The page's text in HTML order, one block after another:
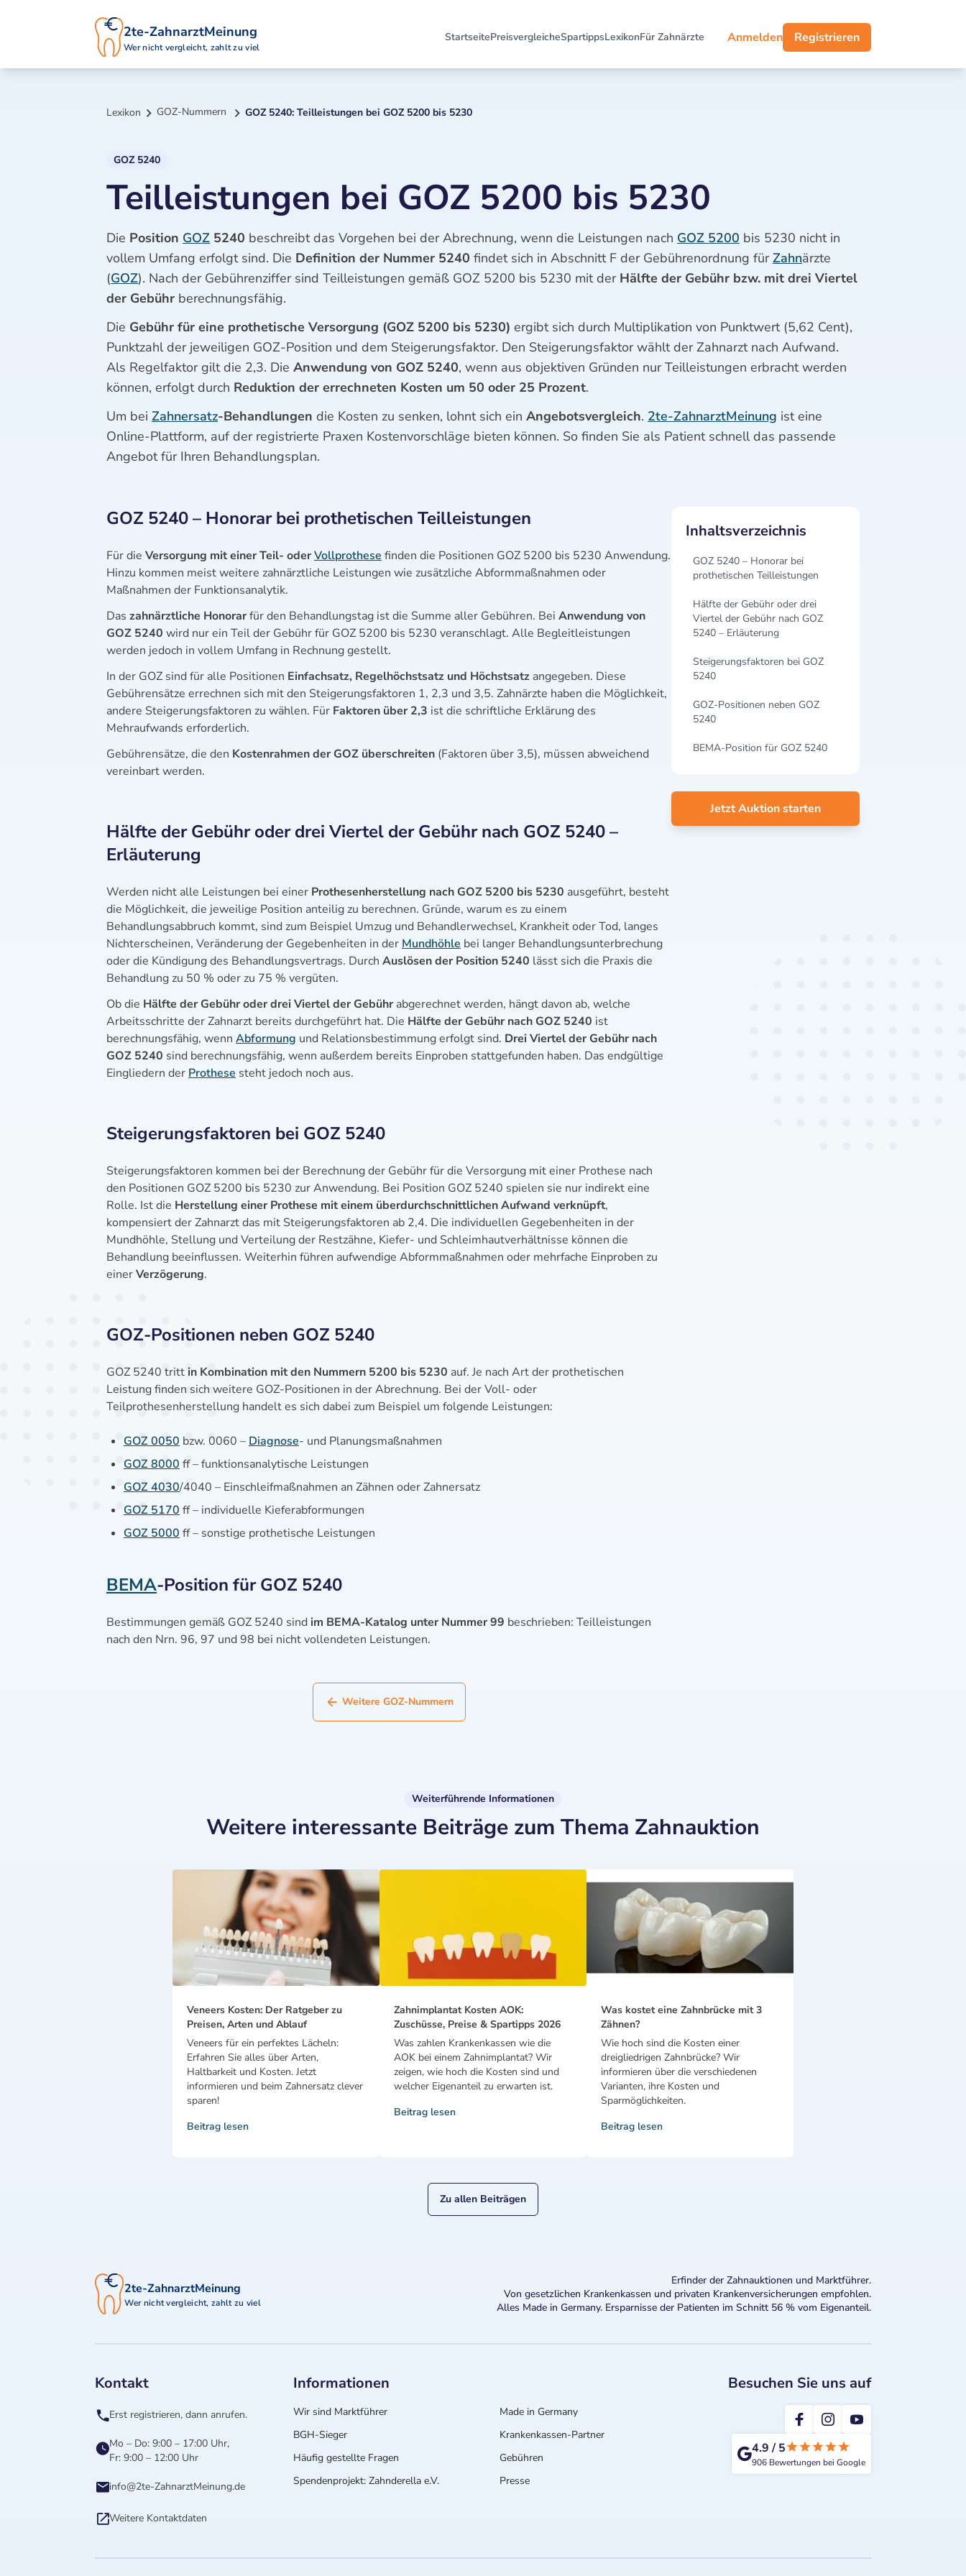
2te-ZahnarztMeinung
Wer nicht vergleicht, zahlt zu viel
StartseitePreisvergleicheSpartippsLexikonFür Zahnärzte Anmelden Registrieren
Lexikon GOZ-Nummern GOZ 5240: Teilleistungen bei GOZ 5200 bis 5230
GOZ 5240
Teilleistungen bei GOZ 5200 bis 5230
Die Position GOZ 5240 beschreibt das Vorgehen bei der Abrechnung, wenn die Leistungen nach GOZ 5200 bis 5230 nicht in
vollem Umfang erfolgt sind. Die Definition der Nummer 5240 findet sich in Abschnitt F der Gebührenordnung fürZahnärzte
(GOZ). Nach der Gebührenziffer sind Teilleistungen gemäß GOZ 5200 bis 5230 mit der Hälfte der Gebühr bzw. mit drei Viertel
der Gebühr berechnungsfähig.
Die Gebühr für eine prothetische Versorgung (GOZ 5200 bis 5230) ergibt sich durch Multiplikation von Punktwert (5,62 Cent),
Punktzahl der jeweiligen GOZ-Position und dem Steigerungsfaktor. Den Steigerungsfaktor wählt der Zahnarzt nach Aufwand.
Als Regelfaktor gilt die 2,3. Die Anwendung von GOZ 5240, wenn aus objektiven Gründen nur Teilleistungen erbracht werden
können, erfolgt durch Reduktion der errechneten Kosten um 50 oder 25 Prozent.
Um bei Zahnersatz-Behandlungen die Kosten zu senken, lohnt sich ein Angebotsvergleich. 2te-ZahnarztMeinung ist eine
Online-Plattform, auf der registrierte Praxen Kostenvorschläge bieten können. So finden Sie als Patient schnell das passende
Angebot für Ihren Behandlungsplan.
GOZ 5240 – Honorar bei prothetischen Teilleistungen
Für die Versorgung mit einer Teil- oderVollprothese finden die Positionen GOZ 5200 bis 5230 Anwendung.
Hinzu kommen meist weitere zahnärztliche Leistungen wie zusätzliche Abformmaßnahmen oder
Maßnahmen der Funktionsanalytik.
Das zahnärztliche Honorarfür den Behandlungstag ist die Summe aller Gebühren. Bei Anwendung von
GOZ 5240 wird nur ein Teil der Gebühr für GOZ 5200 bis 5230 veranschlagt. Alle Begleitleistungen
werden jedoch in vollem Umfang in Rechnung gestellt.
In der GOZ sind für alle Positionen Einfachsatz, Regelhöchstsatz und Höchstsatz angegeben. Diese
Gebührensätze errechnen sich mit den Steigerungsfaktoren 1, 2,3 und 3,5. Zahnärzte haben die Möglichkeit,
andere Steigerungsfaktoren zu wählen. Für Faktoren über 2,3 ist die schriftliche Erklärung des
Mehraufwands erforderlich.
Gebührensätze, die den Kostenrahmen der GOZ überschreiten (Faktoren über 3,5), müssen abweichend
vereinbart werden.
Hälfte der Gebühr oder drei Viertel der Gebühr nach GOZ 5240 –
Erläuterung
Werden nicht alle Leistungen bei einer Prothesenherstellung nach GOZ 5200 bis 5230 ausgeführt, besteht
die Möglichkeit, die jeweilige Position anteilig zu berechnen. Gründe, warum es zu einem
Behandlungsabbruch kommt, sind zum Beispiel Umzug und Behandlerwechsel, Krankheit oder Tod, langes
Nichterscheinen, Veränderung der Gegebenheiten in der Mundhöhle bei langer Behandlungsunterbrechung
oder die Kündigung des Behandlungsvertrags. Durch Auslösen der Position 5240 lässt sich die Praxis die
Behandlung zu 50 % oder zu 75 % vergüten.
Ob die Hälfte der Gebühr oder drei Viertel der Gebühr abgerechnet werden, hängt davon ab, welche
Arbeitsschritte der Zahnarzt bereits durchgeführt hat. Die Hälfte der Gebühr nach GOZ 5240 ist
berechnungsfähig, wenn Abformung und Relationsbestimmung erfolgt sind. Drei Viertel der Gebühr nach
GOZ 5240 sind berechnungsfähig, wenn außerdem bereits Einproben stattgefunden haben. Das endgültige
Eingliedern der Prothese steht jedoch noch aus.
Steigerungsfaktoren bei GOZ 5240
Steigerungsfaktoren kommen bei der Berechnung der Gebühr für die Versorgung mit einer Prothese nach
den Positionen GOZ 5200 bis 5230 zur Anwendung. Bei Position GOZ 5240 spielen sie nur indirekt eine
Rolle. Ist die Herstellung einer Prothese mit einem überdurchschnittlichen Aufwand verknüpft,
kompensiert der Zahnarzt das mit Steigerungsfaktoren ab 2,4. Die individuellen Gegebenheiten in der
Mundhöhle, Stellung und Verteilung der Restzähne, Kiefer- und Schleimhautverhältnisse können die
Behandlung beeinflussen. Weiterhin führen aufwendige Abformmaßnahmen oder mehrfache Einproben zu
einerVerzögerung.
GOZ-Positionen neben GOZ 5240
GOZ 5240 trittin Kombination mit den Nummern 5200 bis 5230 auf. Je nach Art der prothetischen
Leistung finden sich weitere GOZ-Positionen in der Abrechnung. Bei der Voll- oder
Teilprothesenherstellung handelt es sich dabei zum Beispiel um folgende Leistungen:
GOZ 0050 bzw. 0060 – Diagnose- und Planungsmaßnahmen
GOZ 8000 ff – funktionsanalytische Leistungen
GOZ 4030/4040 – Einschleifmaßnahmen an Zähnen oder Zahnersatz
GOZ 5170 ff – individuelle Kieferabformungen
GOZ 5000 ff – sonstige prothetische Leistungen
BEMA-Position für GOZ 5240
Bestimmungen gemäß GOZ 5240 sind im BEMA-Katalog unter Nummer 99 beschrieben: Teilleistungen
nach den Nrn. 96, 97 und 98 bei nicht vollendeten Leistungen.
Weitere GOZ-Nummern
Inhaltsverzeichnis
GOZ 5240 – Honorar bei
prothetischen Teilleistungen
Hälfte der Gebühr oder drei
Viertel der Gebühr nach GOZ
5240 – Erläuterung
Steigerungsfaktoren bei GOZ
5240
GOZ-Positionen neben GOZ
5240
BEMA-Position für GOZ 5240
Jetzt Auktion starten
Weiterführende Informationen
Weitere interessante Beiträge zum Thema Zahnauktion
Veneers Kosten: Der Ratgeber zu
Preisen, Arten und Ablauf
Veneers für ein perfektes Lächeln:
Erfahren Sie alles über Arten,
Haltbarkeit und Kosten. Jetzt
informieren und beim Zahnersatz clever
sparen!
Beitrag lesen
Zahnimplantat Kosten AOK:
Zuschüsse, Preise & Spartipps 2026
Was zahlen Krankenkassen wie die
AOK bei einem Zahnimplantat? Wir
zeigen, wie hoch die Kosten sind und
welcher Eigenanteil zu erwarten ist.
Beitrag lesen
Was kostet eine Zahnbrücke mit 3
Zähnen?
Wie hoch sind die Kosten einer
dreigliedrigen Zahnbrücke? Wir
informieren über die verschiedenen
Varianten, ihre Kosten und
Sparmöglichkeiten.
Beitrag lesen
Zu allen Beiträgen
2te-ZahnarztMeinung
Wer nicht vergleicht, zahlt zu viel
Erfinder der Zahnauktionen und Marktführer.
Von gesetzlichen Krankenkassen und privaten Krankenversicherungen empfohlen.
Alles Made in Germany. Ersparnisse der Patienten im Schnitt 56 % vom Eigenanteil.
Kontakt
Erst registrieren, dann anrufen.
Mo – Do: 9:00 – 17:00 Uhr,
Fr: 9:00 – 12:00 Uhr
info@2te-ZahnarztMeinung.de
Weitere Kontaktdaten
Informationen
Wir sind Marktführer
Made in Germany
BGH-Sieger
Krankenkassen-Partner
Häufig gestellte Fragen
Gebühren
Spendenprojekt: Zahnderella e.V.
Presse
Besuchen Sie uns auf
2te-ZahnarztMeinung
4.9/5
906 Bewertungen bei Google